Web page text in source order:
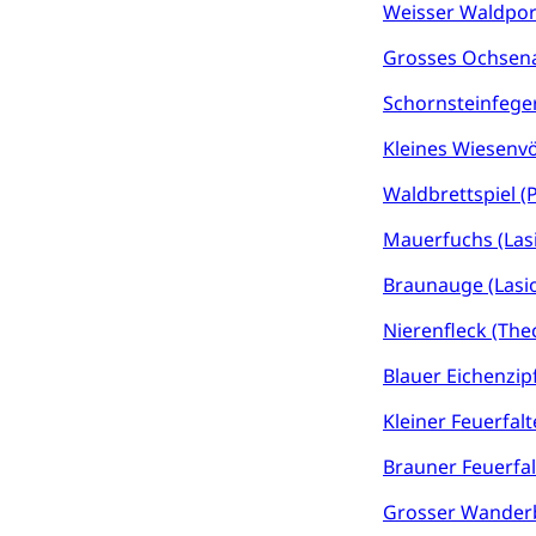
Weisser
Grosses
Kleines
Waldbrettspiel
Mauerfuchs
Braunauge
Nierenfleck
Blauer
Kleiner
Brauner
Grosser
Waffen,
Zivildienst
Militärdienst
Bundesamt
Zivilschutz
Zivilschutz
Zivilverfahren
Betreibung